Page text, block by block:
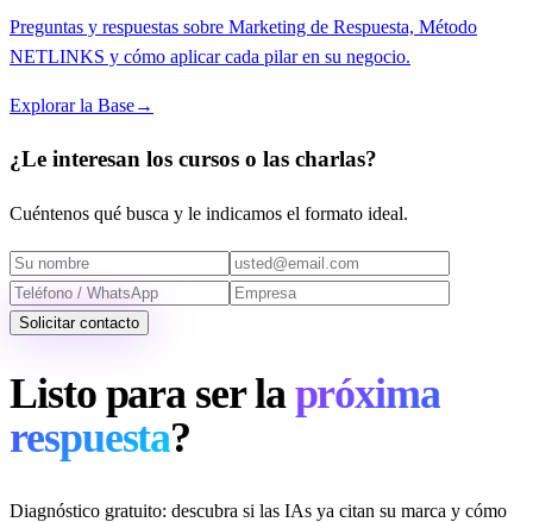
Preguntas y respuestas sobre Marketing de Respuesta, Método
NETLINKS y cómo aplicar cada pilar en su negocio.
Explorar la Base→
¿Le interesan los cursos o las charlas?
Cuéntenos qué busca y le indicamos el formato ideal.
Solicitar contacto
Listo para ser la próxima
respuesta?
Diagnóstico gratuito: descubra si las IAs ya citan su marca y cómo